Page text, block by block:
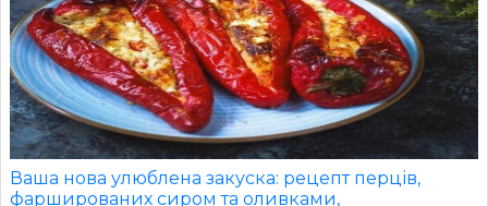
Ваша нова улюблена закуска: рецепт перців,
фаршированих сиром та оливками,